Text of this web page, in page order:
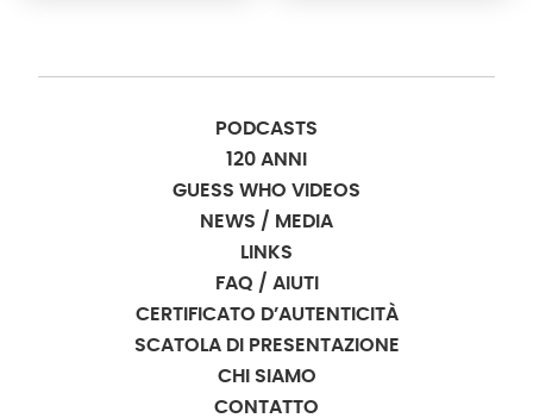
PODCASTS
120 ANNI
GUESS WHO VIDEOS
NEWS / MEDIA
LINKS
FAQ / AIUTI
CERTIFICATO D’AUTENTICITÀ
SCATOLA DI PRESENTAZIONE
CHI SIAMO
CONTATTO